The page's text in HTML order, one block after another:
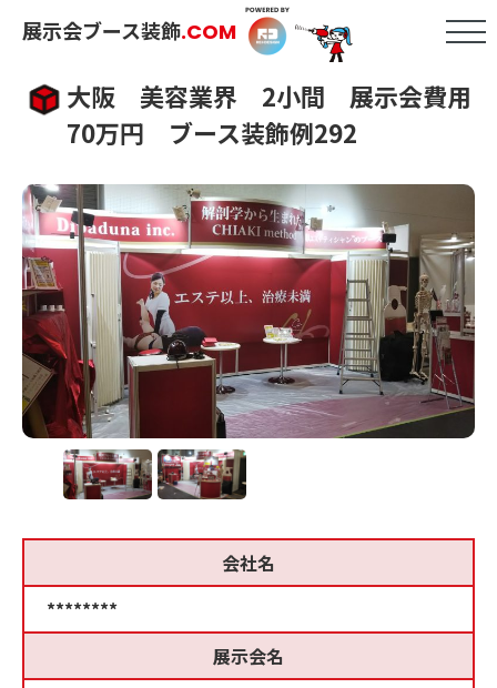
展示会ブース装飾.COM
大阪 美容業界 2小間 展示会費用
70万円 ブース装飾例292
会社名
********
展示会名